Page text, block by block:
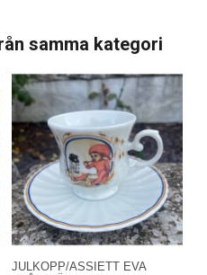
samma kategori
JULKOPP/ASSIETT EVA